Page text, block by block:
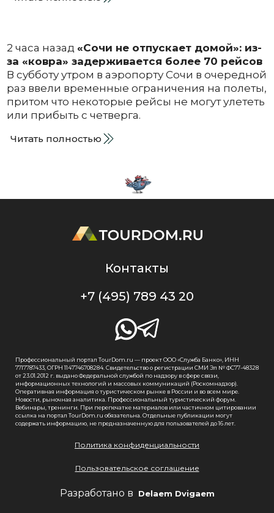
2 часа назад «Сочи не отпускает домой»: из-
за «ковра» задерживается более 70 рейсов
В субботу утром в аэропорту Сочи в очередной
раз ввели временные ограничения на полеты,
притом что некоторые рейсы не могут улететь
или прибыть с четверга.
Читать полностью
Контакты
+7 (495) 789 43 20
Профессиональный портал TourDom.ru — проект ООО «Служба Банко», ИНН
7717787433, ОГРН 1147746708284. Свидетельство о регистрации СМИ Эл № ФС77-48328
от 23.01.2012 г. выдано Федеральной службой по надзору в сфере связи,
информационных технологий и массовых коммуникаций (Роскомнадзор).
Оперативная информация о туристическом рынке в России и во всем мире.
Новости, рыночная аналитика. Профессиональный туристический форум.
Вебинары, тренинги. При перепечатке материалов или частичном цитировании
ссылка на портал TourDom.ru обязательна. Отдельные публикации могут
содержать информацию, не предназначенную для пользователей до 16 лет.
Политика конфиденциальности
Пользовательское соглашение
Разработано в Delaem Dvigaem